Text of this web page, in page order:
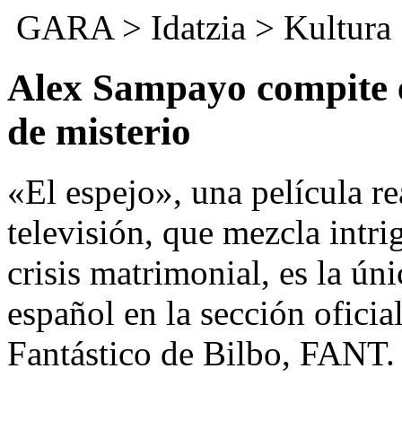
GARA> Idatzia > Kultura
Alex Sampayo
de misterio
«El espejo», una película
televisión, que mezcla
crisis matrimonial, es la
español en la sección
Fantástico de Bilbo, FANT.